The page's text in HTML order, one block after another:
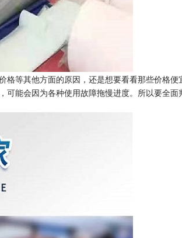
格等其他方面的原因，还是想要看看那些价格便
可能会因为各种使用故障拖慢进度。所以要全面